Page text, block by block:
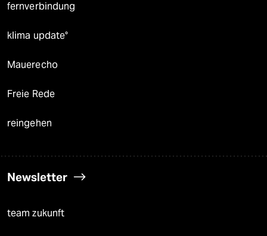
fernverbindung
klima update°
Mauerecho
Freie Rede
reingehen
Newsletter
team zukunft